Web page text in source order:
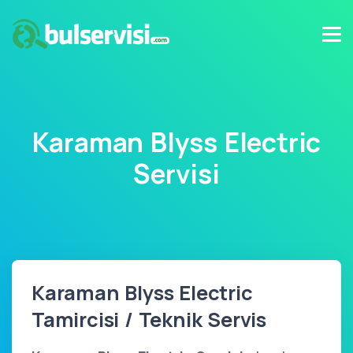
Karaman Blyss Electric
Servisi
Karaman Blyss Electric
Tamircisi / Teknik Servis